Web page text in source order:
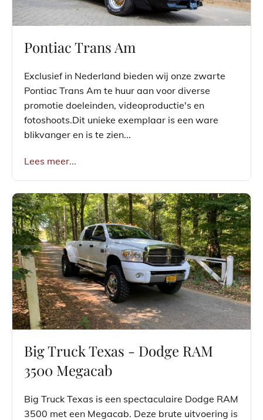
Pontiac Trans Am
Exclusief in Nederland bieden wij onze zwarte
Pontiac Trans Am te huur aan voor diverse
promotie doeleinden, videoproductie's en
fotoshoots.Dit unieke exemplaar is een ware
blikvanger en is te zien...
Lees meer...
Big Truck Texas - Dodge RAM
3500 Megacab
Big Truck Texas is een spectaculaire Dodge RAM
3500 met een Megacab. Deze brute uitvoering is